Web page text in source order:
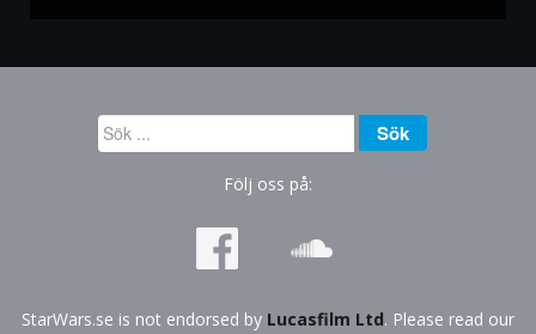
Sök
...
Sök
Följ oss på:
StarWars.se is not endorsed by Lucasfilm Ltd. Please read our